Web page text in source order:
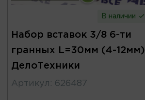
В наличии
Набор вставок 3/8 6-ти
гранных L=30мм (4-12мм)
ДелоТехники
Артикул : 626487